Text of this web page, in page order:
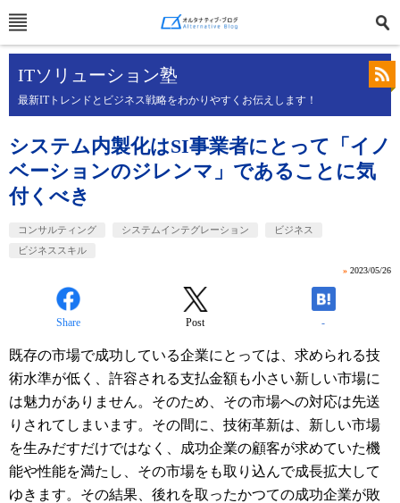
ITソリューション塾
最新ITトレンドとビジネス戦略をわかりやすくお伝えします！
システム内製化はSI事業者にとって「イノ
ベーションのジレンマ」であることに気
付くべき
コンサルティング システムインテグレーション
ビジネス
ビジネススキル
» 2023/05/26
Share Post -
既存の市場で成功している企業にとっては、求められる技
術水準が低く、許容される支払金額も小さい新しい市場に
は魅力がありません。そのため、その市場への対応は先送
りされてしまいます。その間に、技術革新は、新しい市場
を生みだすだけではなく、成功企業の顧客が求めていた機
能や性能を満たし、その市場をも取り込んで成長拡大して
ゆきます。その結果、後れを取ったかつての成功企業が敗